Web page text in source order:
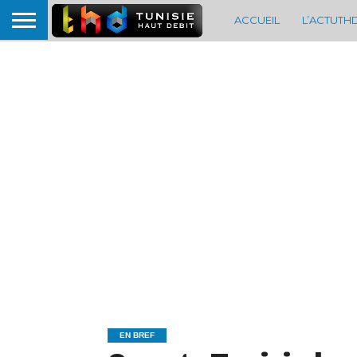
ACCUEIL
EN BREF